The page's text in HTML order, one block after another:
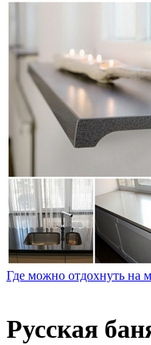
Где можно отдохнуть на
Русская